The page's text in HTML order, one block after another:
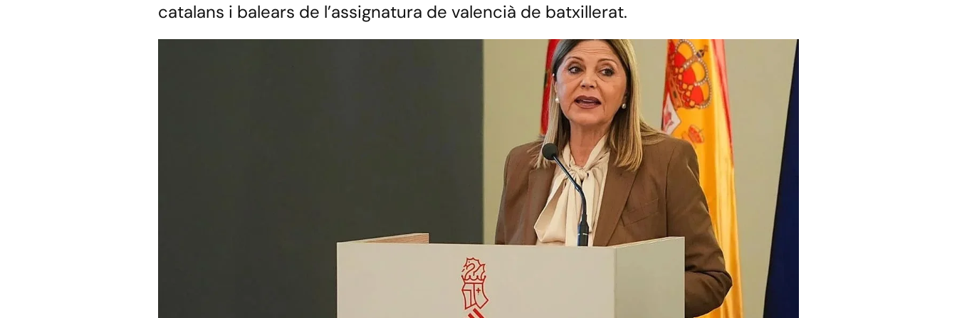
catalans i balears de l’assignatura de valencià de batxillerat.